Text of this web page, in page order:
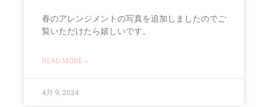
春のアレンジメントの写真を追加しましたのでご
覧いただけたら嬉しいです。
READ MORE »
4月 9, 2024